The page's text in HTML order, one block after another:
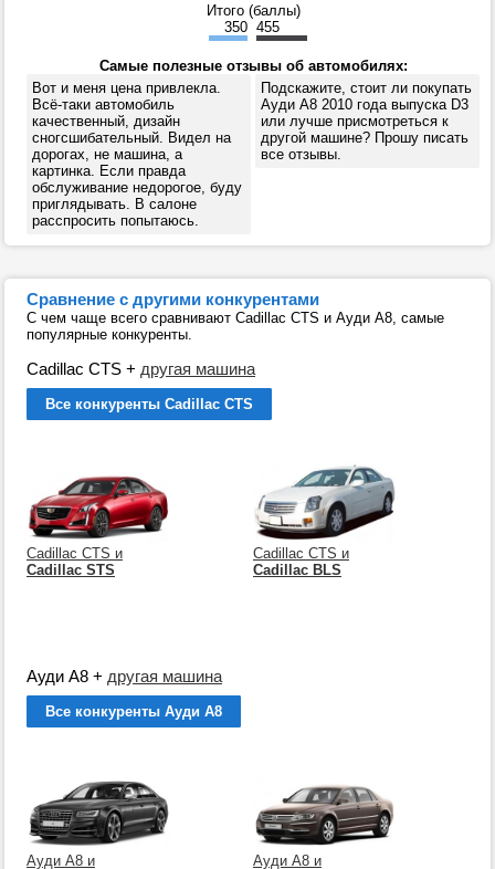
Итого (баллы)
350 455
Самые полезные отзывы об автомобилях:
Вот и меня цена привлекла.
Всё-таки автомобиль
качественный, дизайн
сногсшибательный. Видел на
дорогах, не машина, а
картинка. Если правда
обслуживание недорогое, буду
приглядывать. В салоне
расспросить попытаюсь.
Подскажите, стоит ли покупать
Ауди А8 2010 года выпуска D3
или лучше присмотреться к
другой машине? Прошу писать
все отзывы.
Сравнение с другими конкурентами
С чем чаще всего сравнивают Cadillac CTS и Ауди А8, самые
популярные конкуренты.
Cadillac CTS + другая машина
Все конкуренты Cadillac CTS
Cadillac CTS и
Cadillac STS
Cadillac CTS и
Cadillac BLS
Ауди А8 + другая машина
Все конкуренты Ауди А8
Ауди А8 и
Ауди А8 и